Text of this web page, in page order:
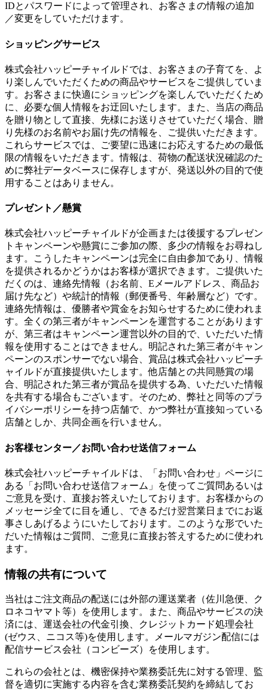
IDとパスワードによって管理され、お客さまの情報の追加
／変更をしていただけます。
ショッピングサービス
株式会社ハッピーチャイルドでは、お客さまの子育てを、よ
り楽しんでいただくための商品やサービスをご提供していま
す。お客さまに快適にショッピングを楽しんでいただくため
に、必要な個人情報をお迂回いたします。また、当店の商品
を贈り物として直接、先様にお送りさせていただく場合、贈
り先様のお名前やお届け先の情報を、ご提供いただきます。
これらサービスでは、ご要望に迅速にお応えするための最低
限の情報をいただきます。情報は、荷物の配送状況確認のた
めに弊社データベースに保存しますが、発送以外の目的で使
用することはありません。
プレゼント／懸賞
株式会社ハッピーチャイルドが企画または後援するプレゼン
トキャンペーンや懸賞にご参加の際、多少の情報をお尋ねし
ます。こうしたキャンペーンは完全に自由参加であり、情報
を提供されるかどうかはお客様が選択できます。ご提供いた
だくのは、連絡先情報（お名前、Eメールアドレス、商品お
届け先など）や統計的情報（郵便番号、年齢層など）です。
連絡先情報は、優勝者や賞金をお知らせするために使われま
す。全くの第三者がキャンペーンを運営することがあります
が、第三者はキャンペーン運営以外の目的で、いただいた情
報を使用することはできません。明記された第三者がキャン
ペーンのスポンサーでない場合、賞品は株式会社ハッピーチ
ャイルドが直接提供いたします。他店舗との共同懸賞の場
合、明記された第三者が賞品を提供する為、いただいた情報
を共有する場合もございます。そのため、弊社と同等のプラ
イバシーポリシーを持つ店舗で、かつ弊社が直接知っている
店舗としか、共同企画を行いません。
お客様センター／お問い合わせ送信フォーム
株式会社ハッピーチャイルドは、「お問い合わせ」ページに
ある「お問い合わせ送信フォーム」を使ってご質問あるいは
ご意見を受け、直接お答えいたしております。お客様からの
メッセージ全てに目を通し、できるだけ翌営業日までにお返
事さしあげるようにいたしております。このような形でいた
だいた情報はご質問、ご意見に直接お答えするために使われ
ます。
情報の共有について
当社はご注文商品の配送には外部の運送業者（佐川急便、ク
ロネコヤマト等）を使用します。また、商品やサービスの決
済には、運送会社の代金引換、クレジットカード処理会社
(ゼウス、ニコス等)を使用します。メールマガジン配信には
配信サービス会社（コンビーズ）を使用します。
これらの会社とは、機密保持や業務委託先に対する管理、監
督を適切に実施する内容を含む業務委託契約を締結してお